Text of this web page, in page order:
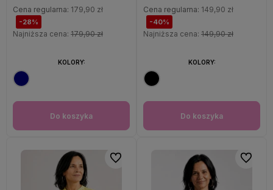
Cena regularna: 179,90 zł
-28%
Najniższa cena: 179,90 zł
Do koszyka
KOLORY:
Cena regularna: 149,90 zł
-40%
Najniższa cena: 149,90 zł
Do koszyka
KOLORY:
Do ulubionych Do